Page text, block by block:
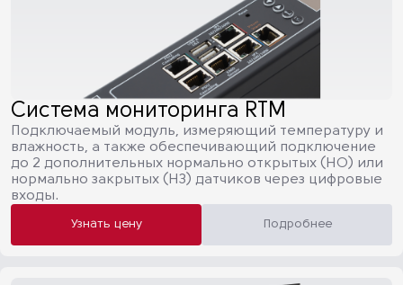
Система мониторинга RTM
Подключаемый модуль, измеряющий температуру и
влажность, а также обеспечивающий подключение
до 2 дополнительных нормально открытых (НО) или
нормально закрытых (НЗ) датчиков через цифровые
входы.
Узнать цену Подробнее